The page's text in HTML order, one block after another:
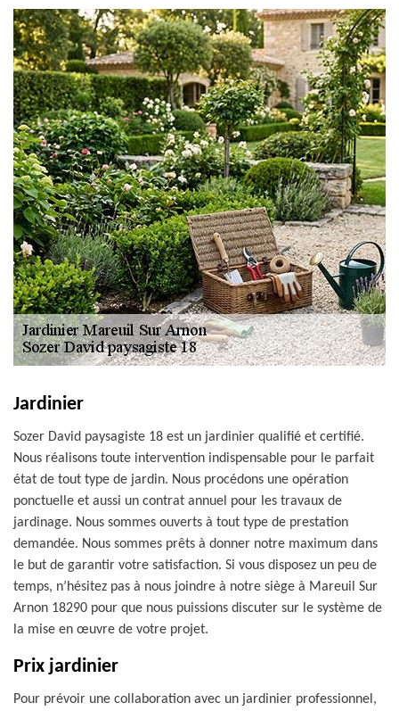
Jardinier
Sozer David paysagiste 18 est un jardinier qualifié et certifié.
Nous réalisons toute intervention indispensable pour le parfait
état de tout type de jardin. Nous procédons une opération
ponctuelle et aussi un contrat annuel pour les travaux de
jardinage. Nous sommes ouverts à tout type de prestation
demandée. Nous sommes prêts à donner notre maximum dans
le but de garantir votre satisfaction. Si vous disposez un peu de
temps, n’hésitez pas à nous joindre à notre siège à Mareuil Sur
Arnon 18290 pour que nous puissions discuter sur le système de
la mise en œuvre de votre projet.
Prix jardinier
Pour prévoir une collaboration avec un jardinier professionnel,